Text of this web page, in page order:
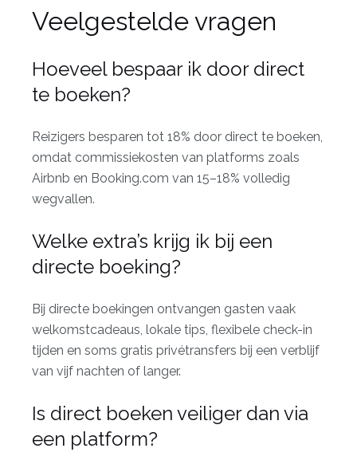
Veelgestelde vragen
Hoeveel bespaar ik door direct
te boeken?
Reizigers besparen tot 18% door direct te boeken,
omdat commissiekosten van platforms zoals
Airbnb en Booking.com van 15–18% volledig
wegvallen.
Welke extra’s krijg ik bij een
directe boeking?
Bij directe boekingen ontvangen gasten vaak
welkomstcadeaus, lokale tips, flexibele check-in
tijden en soms gratis privétransfers bij een verblijf
van vijf nachten of langer.
Is direct boeken veiliger dan via
een platform?